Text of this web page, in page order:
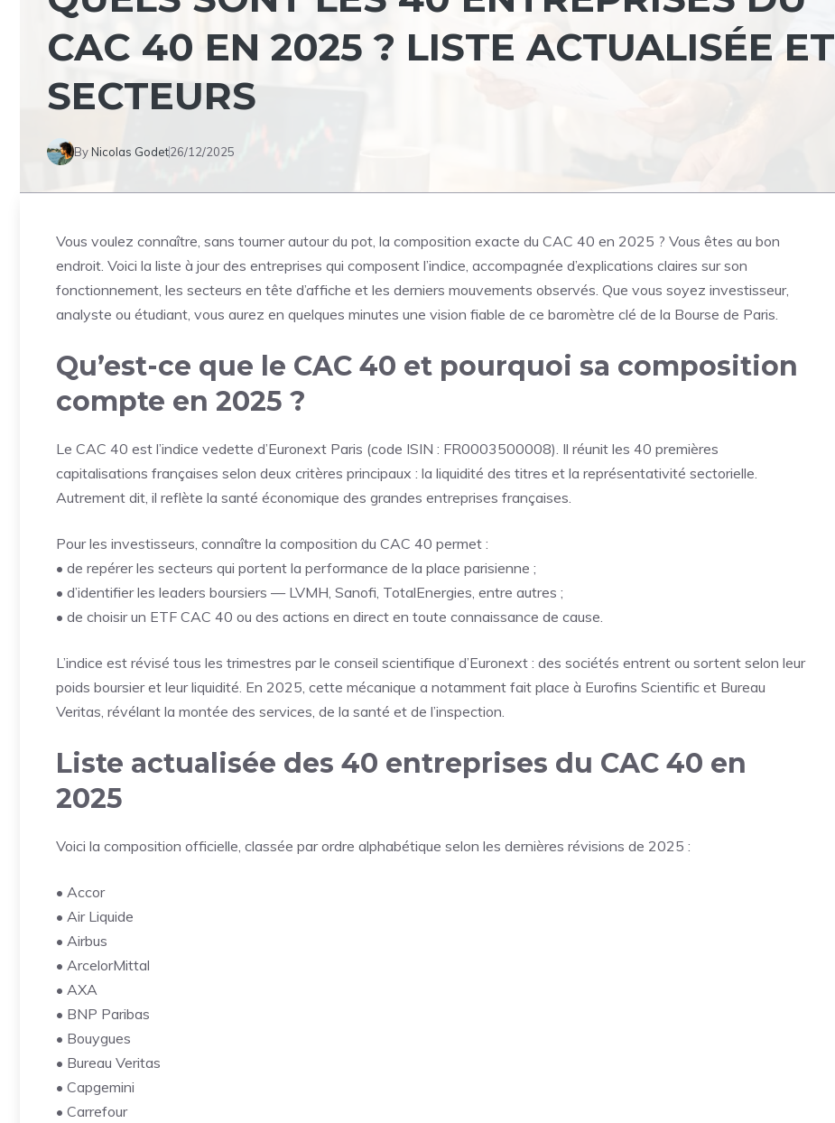
CAC 40 EN 2025 ? LISTE ACTUALISÉE ET
SECTEURS
ByNicolas Godet26/12/2025
Vous voulez connaître, sans tourner autour du pot, la composition exacte du CAC 40 en 2025 ? Vous êtes au bon
endroit. Voici la liste à jour des entreprises qui composent l’indice, accompagnée d’explications claires sur son
fonctionnement, les secteurs en tête d’affiche et les derniers mouvements observés. Que vous soyez investisseur,
analyste ou étudiant, vous aurez en quelques minutes une vision fiable de ce baromètre clé de la Bourse de Paris.
Qu’est-ce que le CAC 40 et pourquoi sa composition
compte en 2025 ?
Le CAC 40 est l’indice vedette d’Euronext Paris (code ISIN : FR0003500008). Il réunit les 40 premières
capitalisations françaises selon deux critères principaux : la liquidité des titres et la représentativité sectorielle.
Autrement dit, il reflète la santé économique des grandes entreprises françaises.
Pour les investisseurs, connaître la composition du CAC 40 permet :
• de repérer les secteurs qui portent la performance de la place parisienne ;
• d’identifier les leaders boursiers — LVMH, Sanofi, TotalEnergies, entre autres ;
• de choisir un ETF CAC 40 ou des actions en direct en toute connaissance de cause.
L’indice est révisé tous les trimestres par le conseil scientifique d’Euronext : des sociétés entrent ou sortent selon leur
poids boursier et leur liquidité. En 2025, cette mécanique a notamment fait place à Eurofins Scientific et Bureau
Veritas, révélant la montée des services, de la santé et de l’inspection.
Liste actualisée des 40 entreprises du CAC 40 en
2025
Voici la composition officielle, classée par ordre alphabétique selon les dernières révisions de 2025 :
• Accor
• Air Liquide
• Airbus
• ArcelorMittal
• AXA
• BNP Paribas
• Bouygues
• Bureau Veritas
• Capgemini
• Carrefour